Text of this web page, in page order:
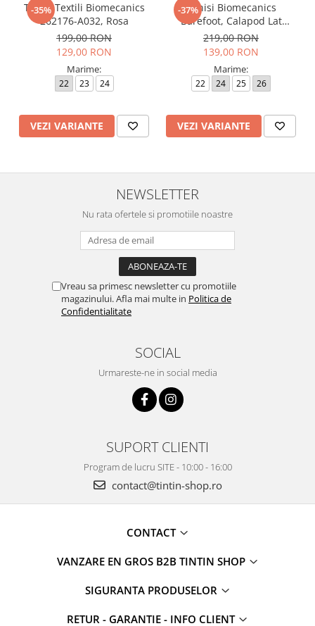
-35%
Tenisi Textili Biomecanics
262176-A032, Rosa
199,00 RON
129,00 RON
Marime:
22 23 24
VEZI VARIANTE
-37%
Tenisi Biomecanics
Barefoot, Calapod Lat
262190-E032 Rosa
219,00 RON
139,00 RON
Marime:
22 24 25 26
VEZI VARIANTE
NEWSLETTER
Nu rata ofertele si promotiile noastre
Vreau sa primesc newsletter cu promotiile
magazinului. Afla mai multe in Politica de
Confidentialitate
SOCIAL
Urmareste-ne in social media
SUPORT CLIENTI
Program de lucru SITE - 10:00 - 16:00
contact@tintin-shop.ro
CONTACT
VANZARE EN GROS B2B TINTIN SHOP
SIGURANTA PRODUSELOR
RETUR - GARANTIE - INFO CLIENT